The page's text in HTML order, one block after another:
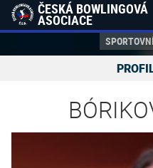
ČESKÁ BOWLINGOVÁ
ASOCIACE